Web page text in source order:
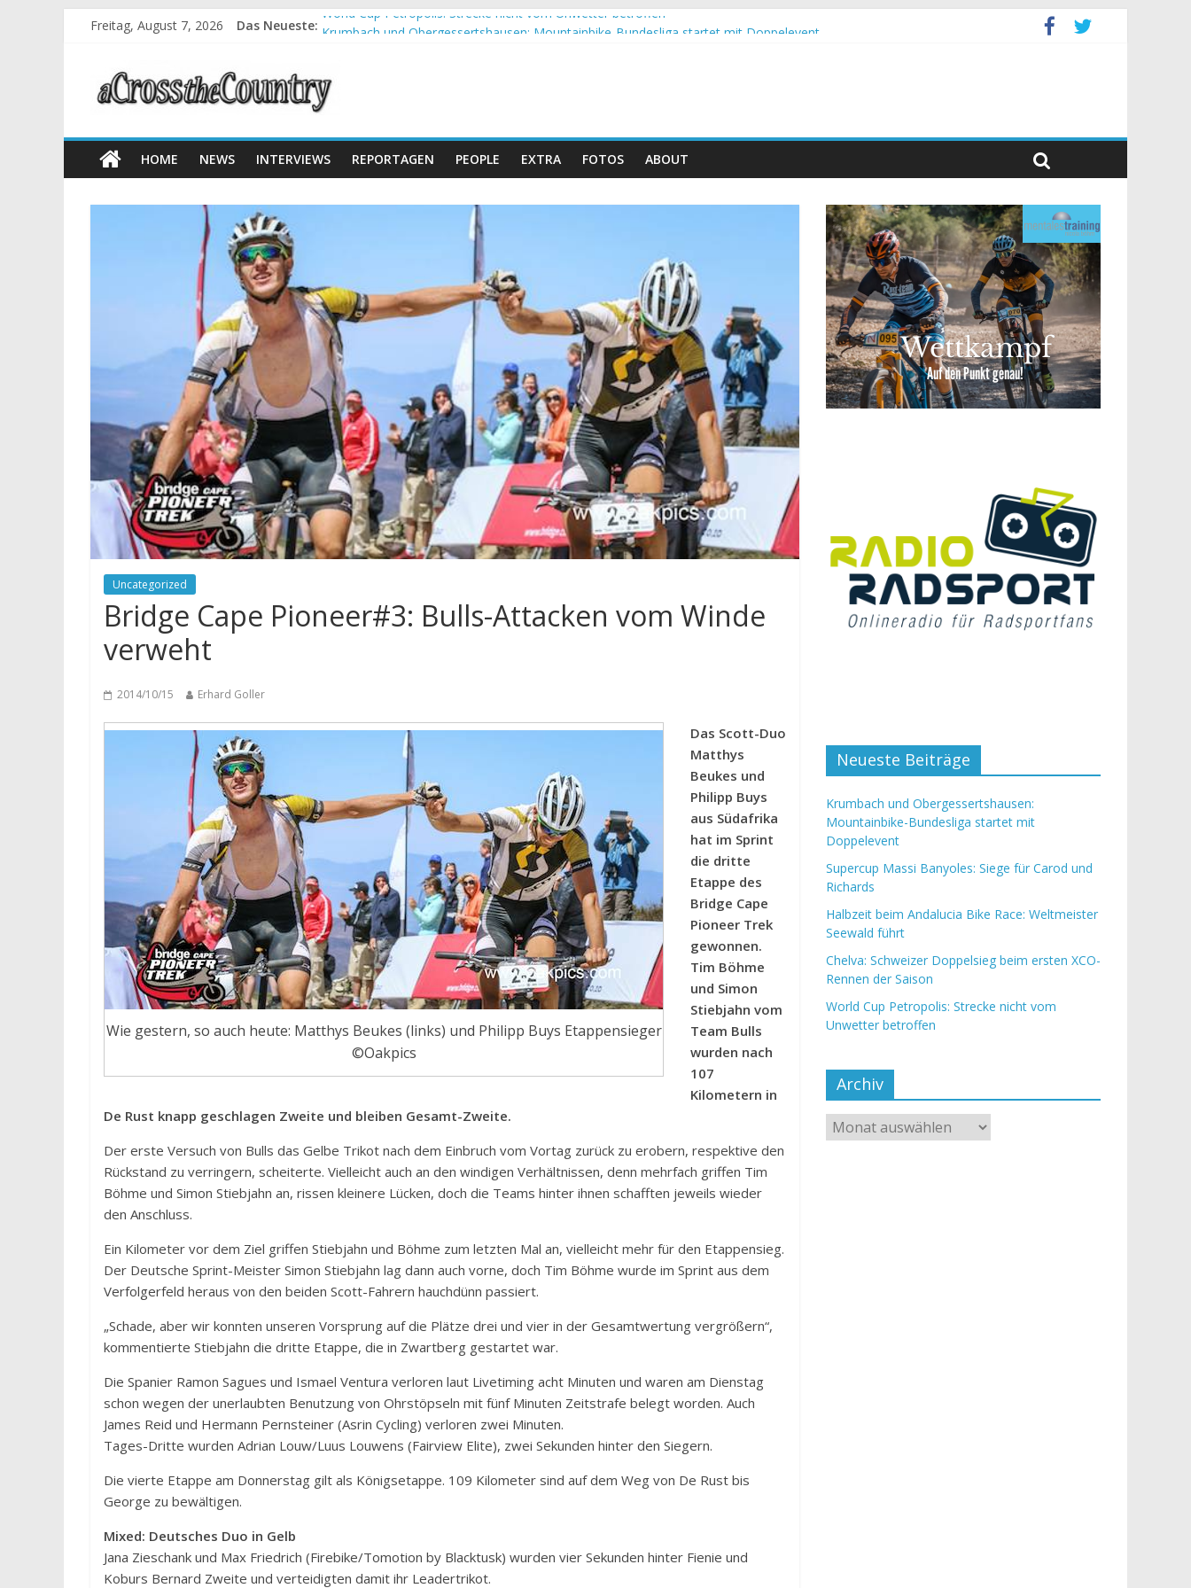
Freitag, August 7, 2026 Das Neueste: World Cup Petropolis: Strecke nicht vom Unwetter betroffen
Halbzeit beim Andalucia Bike Race: Weltmeister Seewald führt
Chelva: Schweizer Doppelsieg beim ersten XCO-Rennen der Saison
HOME NEWS INTERVIEWS REPORTAGEN PEOPLE EXTRA FOTOS ABOUT
Uncategorized
Bridge Cape Pioneer#3: Bulls-Attacken vom Winde
verweht
2014/10/15 Erhard Goller
Wie gestern, so auch heute: Matthys Beukes (links) und Philipp Buys Etappensieger
©Oakpics
Das Scott-Duo
Matthys
Beukes und
Philipp Buys
aus Südafrika
hat im Sprint
die dritte
Etappe des
Bridge Cape
Pioneer Trek
gewonnen.
Tim Böhme
und Simon
Stiebjahn vom
Team Bulls
wurden nach
107
Kilometern in
De Rust knapp geschlagen Zweite und bleiben Gesamt-Zweite.
Der erste Versuch von Bulls das Gelbe Trikot nach dem Einbruch vom Vortag zurück zu erobern, respektive den
Rückstand zu verringern, scheiterte. Vielleicht auch an den windigen Verhältnissen, denn mehrfach griffen Tim
Böhme und Simon Stiebjahn an, rissen kleinere Lücken, doch die Teams hinter ihnen schafften jeweils wieder
den Anschluss.
Ein Kilometer vor dem Ziel griffen Stiebjahn und Böhme zum letzten Mal an, vielleicht mehr für den Etappensieg.
Der Deutsche Sprint-Meister Simon Stiebjahn lag dann auch vorne, doch Tim Böhme wurde im Sprint aus dem
Verfolgerfeld heraus von den beiden Scott-Fahrern hauchdünn passiert.
„Schade, aber wir konnten unseren Vorsprung auf die Plätze drei und vier in der Gesamtwertung vergrößern“,
kommentierte Stiebjahn die dritte Etappe, die in Zwartberg gestartet war.
Die Spanier Ramon Sagues und Ismael Ventura verloren laut Livetiming acht Minuten und waren am Dienstag
schon wegen der unerlaubten Benutzung von Ohrstöpseln mit fünf Minuten Zeitstrafe belegt worden. Auch
James Reid und Hermann Pernsteiner (Asrin Cycling) verloren zwei Minuten.
Tages-Dritte wurden Adrian Louw/Luus Louwens (Fairview Elite), zwei Sekunden hinter den Siegern.
Die vierte Etappe am Donnerstag gilt als Königsetappe. 109 Kilometer sind auf dem Weg von De Rust bis
George zu bewältigen.
Mixed: Deutsches Duo in Gelb
Jana Zieschank und Max Friedrich (Firebike/Tomotion by Blacktusk) wurden vier Sekunden hinter Fienie und
Koburs Bernard Zweite und verteidigten damit ihr Leadertrikot.
Neueste Beiträge
Krumbach und Obergessertshausen:
Mountainbike-Bundesliga startet mit
Doppelevent
Supercup Massi Banyoles: Siege für Carod und
Richards
Halbzeit beim Andalucia Bike Race: Weltmeister
Seewald führt
Chelva: Schweizer Doppelsieg beim ersten XCO-
Rennen der Saison
World Cup Petropolis: Strecke nicht vom
Unwetter betroffen
Archiv